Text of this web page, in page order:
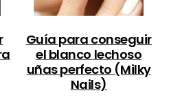
Guía para conseguir
el blanco lechoso
uñas perfecto (Milky
Nails)